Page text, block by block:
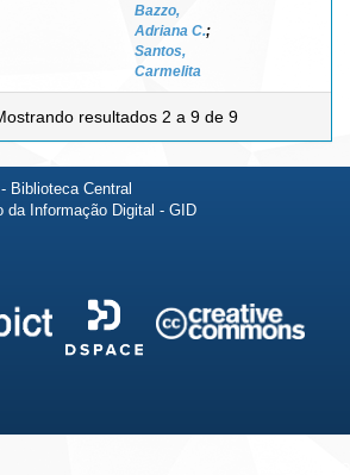
Bazzo,
Adriana C.;
Santos,
Carmelita
resultados 2 a 9 de 9
Biblioteca Central
da Informação Digital - GID